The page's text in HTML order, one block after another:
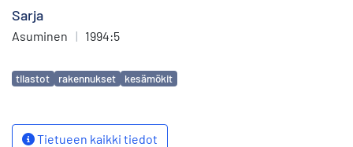
Sarja
Asuminen | 1994:5
Avainsanat
tilastot rakennukset kesämökit
Tietueen kaikki tiedot